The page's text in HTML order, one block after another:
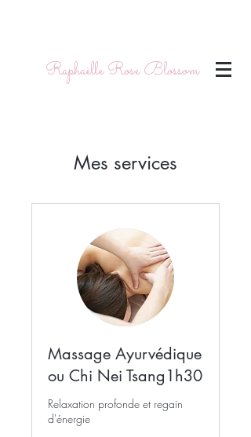
Raphaëlle Rose Blossom
Mes services
Massage Ayurvédique
ou Chi Nei Tsang1h30
Relaxation profonde et regain
d'énergie